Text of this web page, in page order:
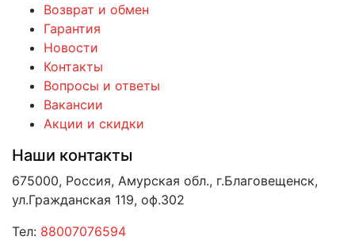
Возврат и обмен
Гарантия
Новости
Контакты
Вопросы и ответы
Вакансии
Акции и скидки
Наши контакты
675000, Россия, Амурская обл., г.Благовещенск,
ул.Гражданская 119, оф.302
Тел: 88007076594